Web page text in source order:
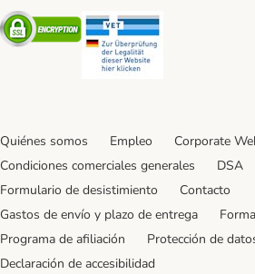
Security
Quiénes somos Empleo Corporate
Condiciones comerciales generales
DSA
Formulario de desistimiento
Contacto
Gastos de envío y plazo de entrega
Programa de afiliación
Protección de
Declaración de accesibilidad